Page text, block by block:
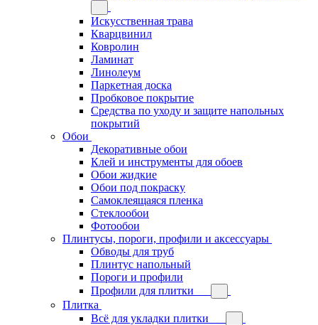
Искусственная трава
Кварцвинил
Ковролин
Ламинат
Линолеум
Паркетная доска
Пробковое покрытие
Средства по уходу и защите напольных
покрытий
Обои
Декоративные обои
Клей и инструменты для обоев
Обои жидкие
Обои под покраску
Самоклеящаяся пленка
Стеклообои
Фотообои
Плинтусы, пороги, профили и аксессуары
Обводы для труб
Плинтус напольный
Пороги и профили
Профили для плитки
Плитка
Всё для укладки плитки